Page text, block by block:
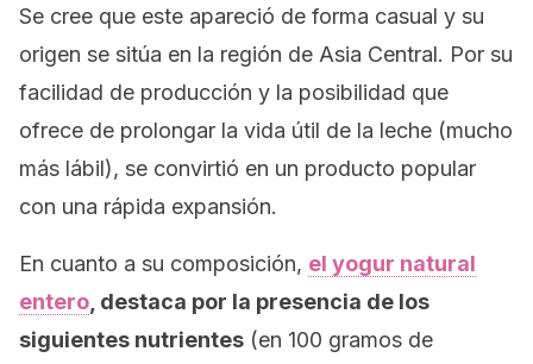
Se cree que este apareció de forma casual y su
origen se sitúa en la región de Asia Central. Por su
facilidad de producción y la posibilidad que
ofrece de prolongar la vida útil de la leche (mucho
más lábil), se convirtió en un producto popular
con una rápida expansión.
En cuanto a su composición, el yogur natural
entero , destaca por la presencia de los
siguientes nutrientes (en 100 gramos de